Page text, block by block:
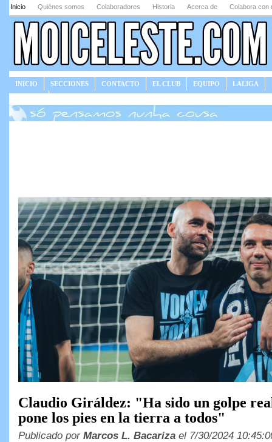
Inicio Quiénes somos Colaboradores Historia Acerca de Colabora con
INICIO SECCIONES CONTACTO EL CLUB EQUIPO LALIGA
Tiras celestes por Davida
Claudio Giráldez: "Ha sido un golpe
pone los pies en la tierra a todos"
Publicado por Marcos L. Bacariza el 7/30/2024